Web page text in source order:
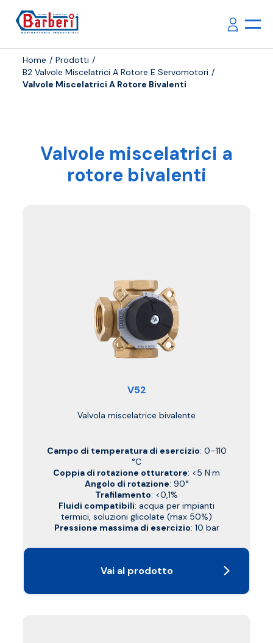
Home
Prodotti
B2 Valvole Miscelatrici A Rotore E Servomotori
Valvole Miscelatrici A Rotore Bivalenti
Valvole miscelatrici a
rotore bivalenti
V52
Valvola miscelatrice bivalente
Campo di temperatura di esercizio: 0–110
°C
Coppia di rotazione otturatore: <5 N·m
Angolo di rotazione: 90°
Trafilamento: <0,1%
Fluidi compatibili: acqua per impianti
termici, soluzioni glicolate (max 50%)
Pressione massima di esercizio: 10 bar
Vai al prodotto